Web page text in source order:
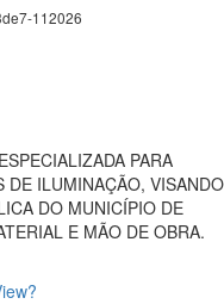
112026
PARA
DE ILUMINAÇÃO, VISANDO
DO MUNICÍPIO DE
E MÃO DE OBRA.